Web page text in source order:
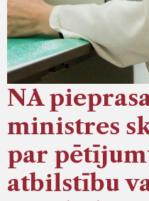
NA
ministres
par
atbilstību